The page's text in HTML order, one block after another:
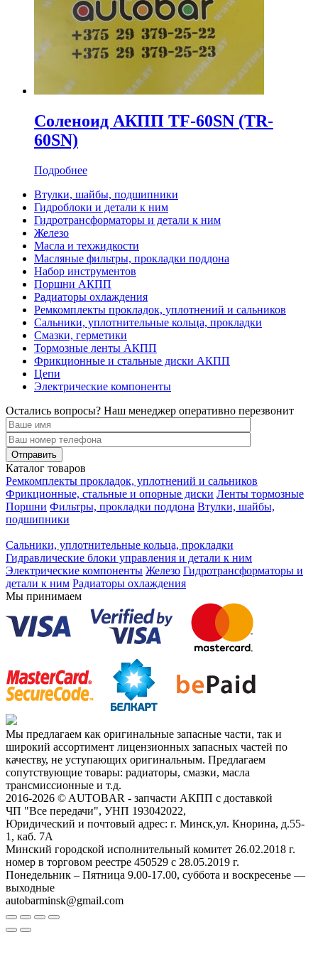
Соленоид АКПП TF-60SN (TR-
60SN)
Подробнее
Втулки, шайбы, подшипники
Гидроблоки и детали к ним
Гидротрансформаторы и детали к ним
Железо
Масла и техжидкости
Масляные фильтры, прокладки поддона
Набор инструментов
Поршни АКПП
Радиаторы охлаждения
Ремкомплекты прокладок, уплотнений и сальников
Сальники, уплотнительные кольца, прокладки
Смазки, герметики
Тормозные ленты АКПП
Фрикционные и стальные диски АКПП
Цепи
Электрические компоненты
Остались вопросы? Наш менеджер оперативно перезвонит
Каталог товаров
Ремкомплекты прокладок, уплотнений и сальников
Фрикционные, стальные и опорные диски Ленты тормозные
Поршни Фильтры, прокладки поддона Втулки, шайбы,
подшипники
Сальники, уплотнительные кольца, прокладки
Гидравлические блоки управления и детали к ним
Электрические компоненты Железо Гидротрансформаторы и
детали к ним Радиаторы охлаждения
Мы принимаем
Мы предлагаем как оригинальные запасные части, так и
широкий ассортимент лицензионных запасных частей по
качеству, не уступающих оригинальным. Предлагаем
сопутствующие товары: радиаторы, смазки, масла
трансмиссионные и т.д.
2016-2026 © AUTOBAR - запчасти АКПП с доставкой
ЧП "Все передачи", УНП 193042022,
Юридический и почтовый адрес: г. Минск,ул. Кнорина, д.55-
1, каб. 7А
Минский городской исполнительный комитет 26.02.2018 г.
номер в торговом реестре 450529 с 28.05.2019 г.
Понедельник – Пятница 9.00-17.00, суббота и воскресенье —
выходные
autobarminsk@gmail.com